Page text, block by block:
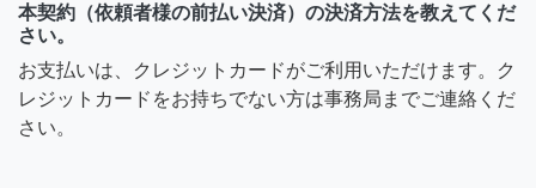
本契約（依頼者様の前払い決済）の決済方法を教えてくだ
さい。
お支払いは、クレジットカードがご利用いただけます。ク
レジットカードをお持ちでない方は事務局までご連絡くだ
さい。